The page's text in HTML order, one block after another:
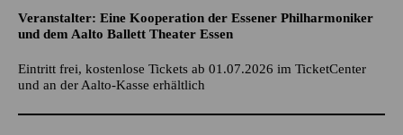
Veranstalter: Eine Kooperation der Essener Philharmoniker
und dem Aalto Ballett Theater Essen
Eintritt frei, kostenlose Tickets ab 01.07.2026 im TicketCenter
und an der Aalto-Kasse erhältlich